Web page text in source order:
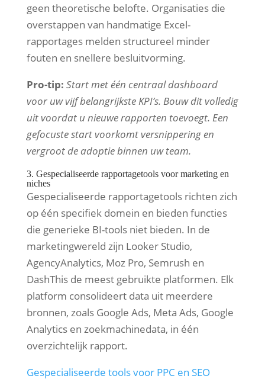
geen theoretische belofte. Organisaties die
overstappen van handmatige Excel-
rapportages melden structureel minder
fouten en snellere besluitvorming.
Pro-tip: Start met één centraal dashboard
voor uw vijf belangrijkste KPI’s. Bouw dit volledig
uit voordat u nieuwe rapporten toevoegt. Een
gefocuste start voorkomt versnippering en
vergroot de adoptie binnen uw team.
3. Gespecialiseerde rapportagetools voor marketing en
niches
Gespecialiseerde rapportagetools richten zich
op één specifiek domein en bieden functies
die generieke BI-tools niet bieden. In de
marketingwereld zijn Looker Studio,
AgencyAnalytics, Moz Pro, Semrush en
DashThis de meest gebruikte platformen. Elk
platform consolideert data uit meerdere
bronnen, zoals Google Ads, Meta Ads, Google
Analytics en zoekmachinedata, in één
overzichtelijk rapport.
Gespecialiseerde tools voor PPC en SEO